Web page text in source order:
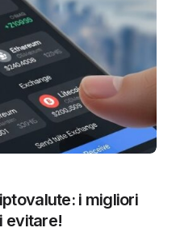
i migliori
evitare!